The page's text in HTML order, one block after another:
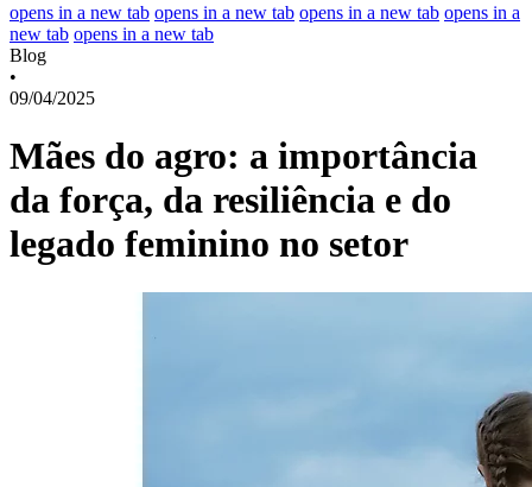
opens in a new tab opens in a new tab opens in a new tab opens in a
new tab opens in a new tab
Blog
•
09/04/2025
Mães do agro: a importância
da força, da resiliência e do
legado feminino no setor